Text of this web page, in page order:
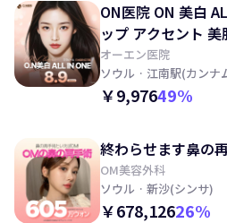
ON医院 ON 美白
ップ アクセント
ほくろ
オーエン医院
ソウル · 江南駅(カンナ
￥9,97649%
終わらせます鼻の再
OM美容外科
ソウル · 新沙(シンサ)
￥678,12626%